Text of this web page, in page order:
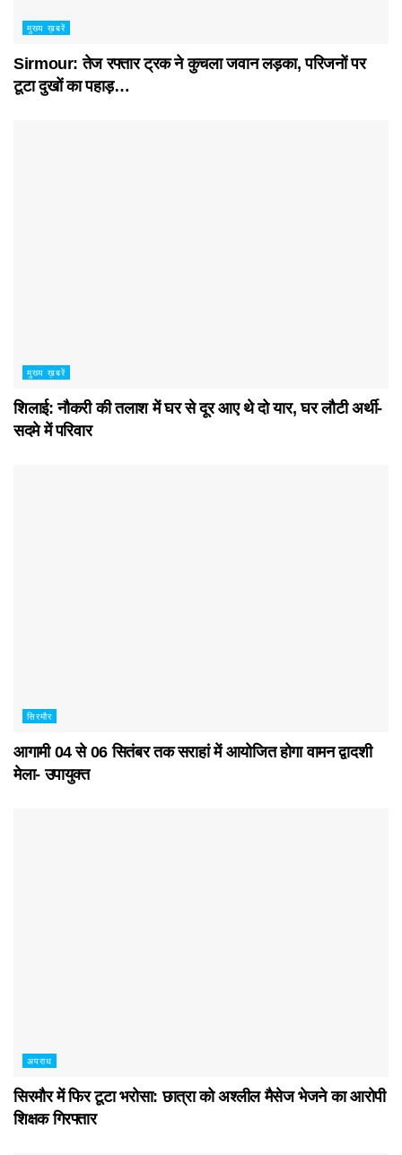
मुख्य ख़बरें
Sirmour: तेज रफ्तार ट्रक ने कुचला जवान लड़का, परिजनों पर
टूटा दुखों का पहाड़…
मुख्य ख़बरें
शिलाई: नौकरी की तलाश में घर से दूर आए थे दो यार, घर लौटी अर्थी-
सदमे में परिवार
सिरमौर
आगामी 04 से 06 सितंबर तक सराहां में आयोजित होगा वामन द्वादशी
मेला- उपायुक्त
अपराध
सिरमौर में फिर टूटा भरोसा: छात्रा को अश्लील मैसेज भेजने का आरोपी
शिक्षक गिरफ्तार